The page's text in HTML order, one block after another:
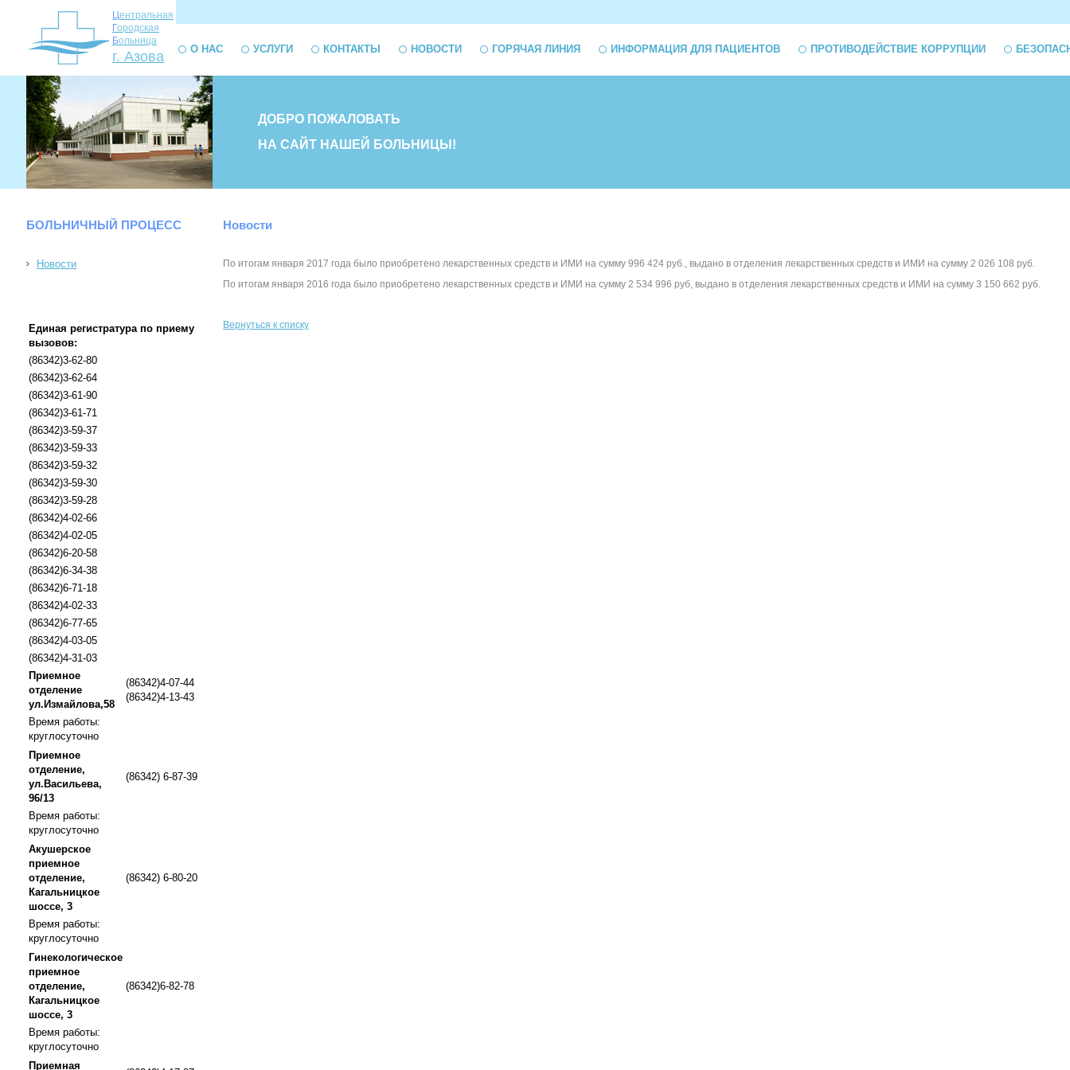
Центральная
Городская
Больница
г. Азова О НАС УСЛУГИ КОНТАКТЫ НОВОСТИ ГОРЯЧАЯ ЛИНИЯ ИНФОРМАЦИЯ ДЛЯ ПАЦИЕНТОВ ПРОТИВОДЕЙСТВИЕ КОРРУПЦИИ
ДОБРО ПОЖАЛОВАТЬ
НА САЙТ НАШЕЙ БОЛЬНИЦЫ!
БОЛЬНИЧНЫЙ ПРОЦЕСС
Новости
Единая регистратура по приему
вызовов:
(86342)3-62-80
(86342)3-62-64
(86342)3-61-90
(86342)3-61-71
(86342)3-59-37
(86342)3-59-33
(86342)3-59-32
(86342)3-59-30
(86342)3-59-28
(86342)4-02-66
(86342)4-02-05
(86342)6-20-58
(86342)6-34-38
(86342)6-71-18
(86342)4-02-33
(86342)6-77-65
(86342)4-03-05
(86342)4-31-03
Приемное
отделение
ул.Измайлова,58
(86342)4-07-44
(86342)4-13-43
Время работы:
круглосуточно
Приемное
отделение,
ул.Васильева,
96/13
(86342) 6-87-39
Время работы:
круглосуточно
Акушерское
приемное
отделение,
Кагальницкое
шоссе, 3
(86342) 6-80-20
Время работы:
круглосуточно
Гинекологическое
приемное
отделение,
Кагальницкое
шоссе, 3
(86342)6-82-78
Время работы:
круглосуточно
Приемная
Новости
По итогам января 2017 года было приобретено лекарственных средств и ИМИ на сумму 996 424 руб., выдано в отделения лекарственных средств и ИМИ на сумму 2 026 108 руб.
По итогам января 2016 года было приобретено лекарственных средств и ИМИ на сумму 2 534 996 руб, выдано в отделения лекарственных средств и ИМИ на сумму 3 150 662 руб.
Вернуться к списку